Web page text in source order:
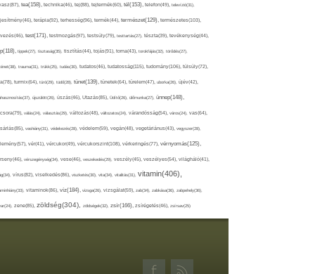
tea(158), technika(46), tej(88), tejtermék(60), tél(153), telefon(49), televízió(31),
terápia(92), terhesség(96), termék(44), természet(129), természetes(103),
test(171), testmozgás(97), testsúly(79), testtartás(27), tészta(39), tevékenység(44),
tippek(27), tisztaság(35), tisztítás(44), tojás(91), torna(43), torokfájás(32), törődés(27),
trauma(31), trükk(25), tudás(30), tudatos(46), tudatosság(115), tudomány(106), túlsúly(72),
turmix(64), túró(29), tüdő(28), tünet(139), tünetek(64), türelem(47), uborka(26), újév(42),
újszülött(26), úszás(46), Utazás(85), Üdítő(26), ülőmunka(27), ünnep(148),
válás(24), választás(29), változás(48), változatos(24), várandósság(54), város(24), vas(64),
vashiány(31), védekezés(28), védelem(59), vegán(48), vegetáriánus(43), vegyszer(28),
vér(41), vércukor(49), vércukorszint(108), vérkeringés(77), vérnyomás(125),
vérszegénység(34), vese(46), veszekedés(29), veszély(45), veszélyes(54), világháló(41),
vírus(82), viselkedés(86), viszketés(30), vita(34), vitalitás(31), vitamin(406),
vitaminok(86), víz(184), vizsga(26), vizsgálat(59), zab(34), zabkása(36), zabpehely(36),
zene(85), zöldség(304), zöldségek(32), zsír(166), zsírégetés(46), zsírsav(25)